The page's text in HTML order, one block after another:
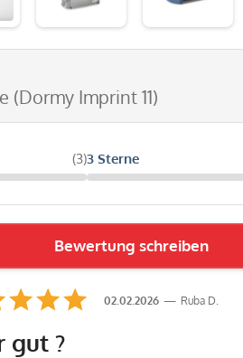
Imprint 11)
(3)3 Sterne
Bewertung schreiben
Ruba D.
02.02.2026
gut ?